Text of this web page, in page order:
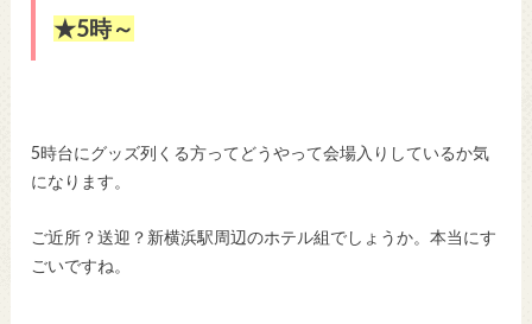
★5時～
5時台にグッズ列くる方ってどうやって会場入りしているか気
になります。
ご近所？送迎？新横浜駅周辺のホテル組でしょうか。本当にす
ごいですね。